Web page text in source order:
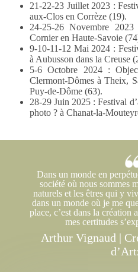
21-22-23 Juillet 2023 :
aux-Clos en Corrèze (19).
24-25-26 Novembre
Cornier en Haute-Savoie
9-10-11-12 Mai 2024 :
à Aubusson dans la Creuse
5-6 Octobre 2024 :
Clermont-Dômes à Theix,
Puy-de-Dôme (63).
28-29 Juin 2025 : Festival
photo ? à Chanat-la-
Dans un monde en
société où nous sommes
naturels et les êtres qui y
dans un monde où je me
place, c’est dans la création
mes certitudes
Arthur Vignaud |